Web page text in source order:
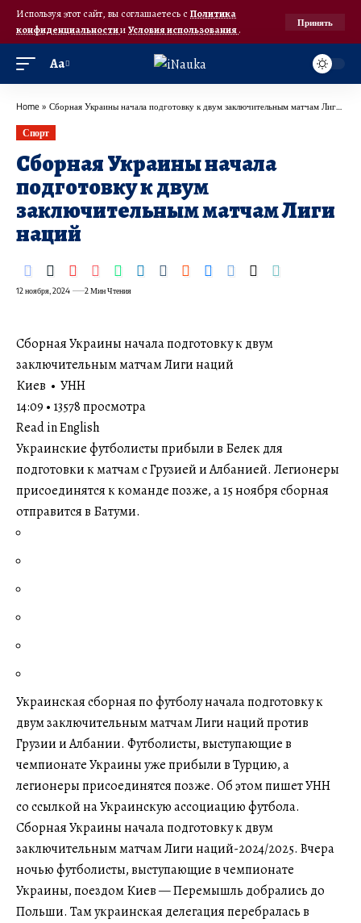
Используя этот сайт, вы соглашаетесь с Политика
конфиденциальностииУсловия использования.
Принять
Аа
Home » Сборная Украины начала подготовку к двум заключительным матчам Лиги наций
Спорт
Сборная Украины начала
подготовку к двум
заключительным матчам Лиги
наций
12 ноября, 2024 2 Мин Чтения
Сборная Украины начала подготовку к двум
заключительным матчам Лиги наций
Киев • УНН
14:09 • 13578 просмотра
Read in English
Украинские футболисты прибыли в Белек для
подготовки к матчам с Грузией и Албанией. Легионеры
присоединятся к команде позже, а 15 ноября сборная
отправится в Батуми.
Украинская сборная по футболу начала подготовку к
двум заключительным матчам Лиги наций против
Грузии и Албании. Футболисты, выступающие в
чемпионате Украины уже прибыли в Турцию, а
легионеры присоединятся позже. Об этом пишет УНН
со ссылкой на Украинскую ассоциацию футбола.
Сборная Украины начала подготовку к двум
заключительным матчам Лиги наций-2024/2025. Вчера
ночью футболисты, выступающие в чемпионате
Украины, поездом Киев — Перемышль добрались до
Польши. Там украинская делегация перебралась в